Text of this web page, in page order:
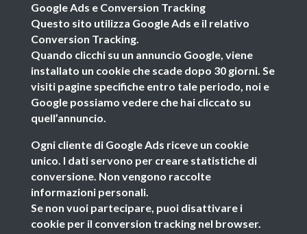
Google Ads e Conversion Tracking
Questo sito utilizza Google Ads e il relativo
Conversion Tracking.
Quando clicchi su un annuncio Google, viene
installato un cookie che scade dopo 30 giorni. Se
visiti pagine specifiche entro tale periodo, noi e
Google possiamo vedere che hai cliccato su
quell’annuncio.
Ogni cliente di Google Ads riceve un cookie
unico. I dati servono per creare statistiche di
conversione. Non vengono raccolte
informazioni personali.
Se non vuoi partecipare, puoi disattivare i
cookie per il conversion tracking nel browser.